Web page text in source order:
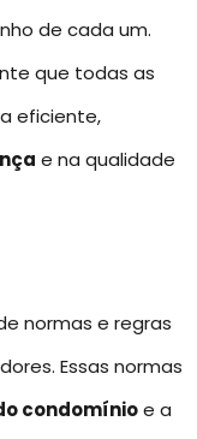
de cada um.
que todas as
eficiente,
e na qualidade
normas e regras
Essas normas
condomínioe a